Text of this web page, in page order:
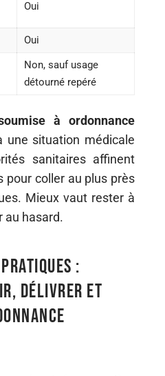
Oui
Oui
Non, sauf usage
détourné repéré
à ordonnance
une situation médicale
sanitaires affinent
pour coller au plus près
Mieux vaut rester à
au hasard.
:
délivrer et